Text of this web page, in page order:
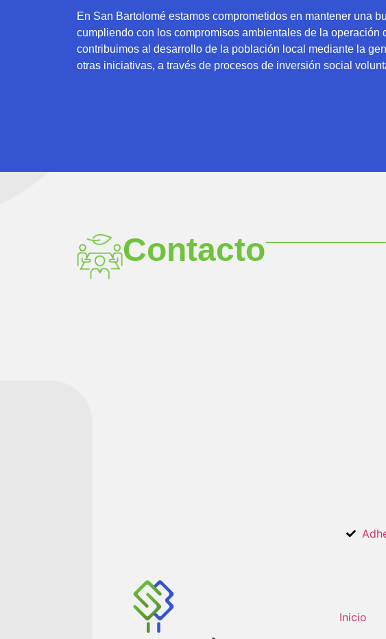
En San Bartolomé estamos comprometidos en mantener una
cumpliendo con los compromisos ambientales de la
contribuimos al desarrollo de la población local mediante la
otras iniciativas, a través de procesos de inversión social
Contacto
Inicio